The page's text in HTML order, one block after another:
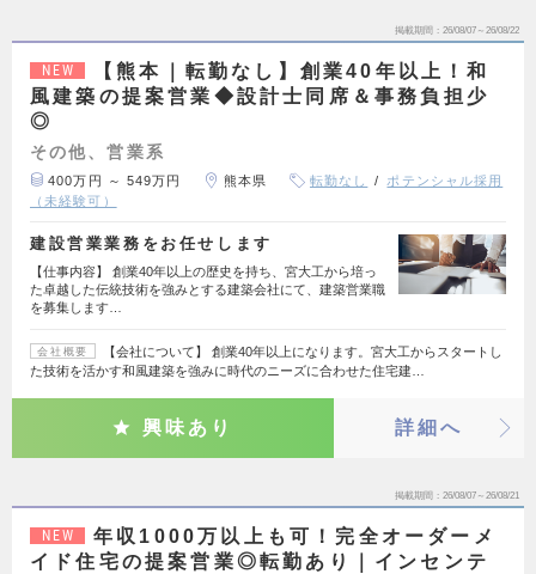
掲載期間 26/08/07～26/08/22
NEW
【熊本｜転勤なし】創業40年以上！和
風建築の提案営業◆設計士同席＆事務負担少
◎
その他、営業系
400万円 ～ 549万円 熊本県 転勤なし
ポテンシャル採用
（未経験可）
建設営業業務をお任せします
【仕事内容】 創業40年以上の歴史を持ち、宮大工から培っ
た卓越した伝統技術を強みとする建築会社にて、建築営業職
を募集します…
会社概要
【会社について】 創業40年以上になります。宮大工からスタートし
た技術を活かす和風建築を強みに時代のニーズに合わせた住宅建…
興味あり 詳細へ
掲載期間 26/08/07～26/08/21
NEW
年収1000万以上も可！完全オーダーメ
イド住宅の提案営業◎転勤あり｜インセンテ